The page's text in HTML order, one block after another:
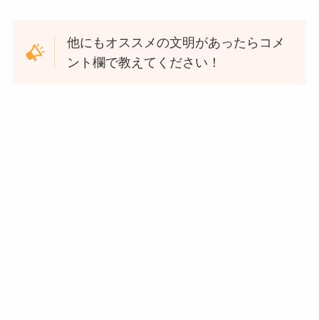
他にもオススメの文明があったらコメ
ント欄で教えてください！